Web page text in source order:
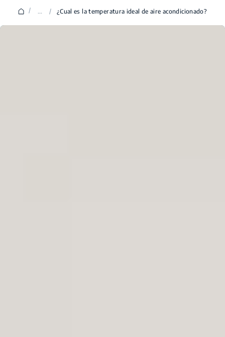
/ ... / ¿Cual es la temperatura ideal de aire acondicionado?